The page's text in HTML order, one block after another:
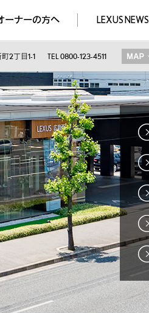
ーナーの方へ LEXUS NEWS
EXPERIENCE(体験サービス)
experience(販売店実施イベント)
2丁目1-1 TEL 0800-123-4511